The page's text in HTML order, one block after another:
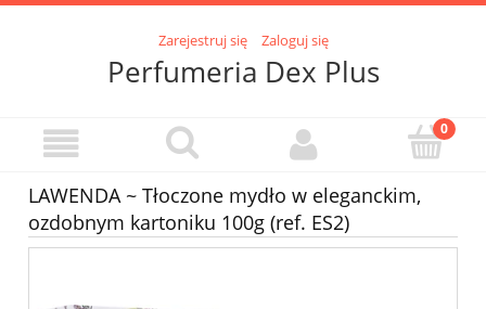
Zarejestruj się Zaloguj się
Perfumeria Dex Plus
LAWENDA ~ Tłoczone mydło w eleganckim,
ozdobnym kartoniku 100g (ref. ES2)